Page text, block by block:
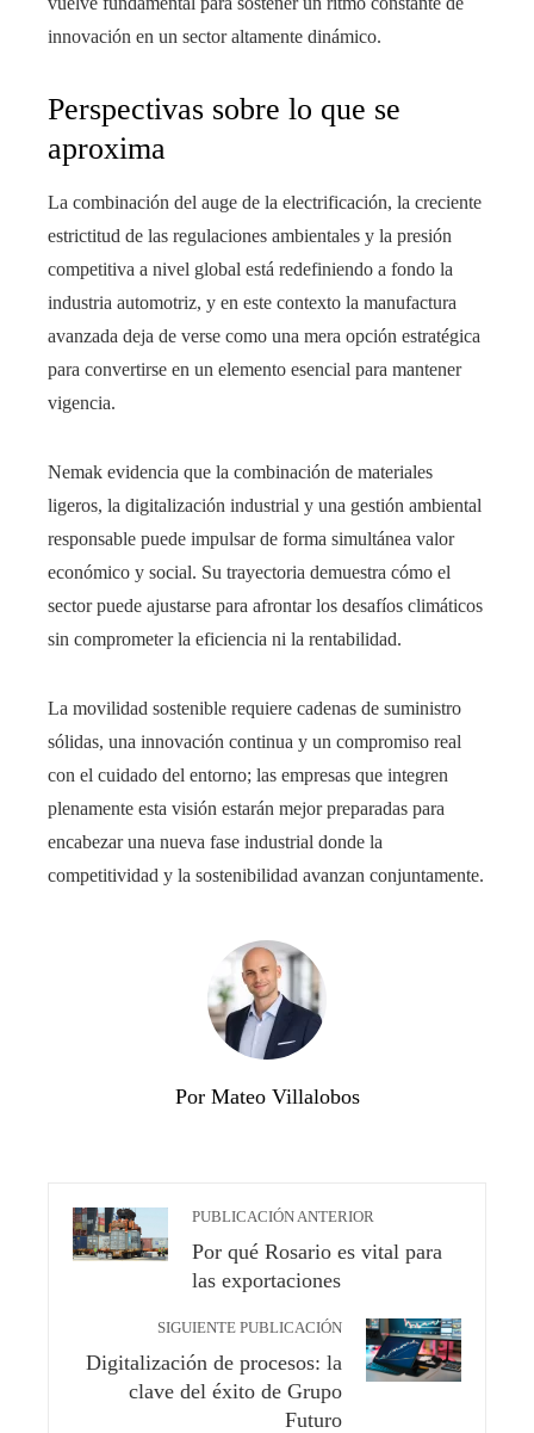
innovación en un sector altamente dinámico.
Perspectivas sobre lo que se
aproxima
La combinación del auge de la electrificación, la creciente
estrictitud de las regulaciones ambientales y la presión
competitiva a nivel global está redefiniendo a fondo la
industria automotriz, y en este contexto la manufactura
avanzada deja de verse como una mera opción estratégica
para convertirse en un elemento esencial para mantener
vigencia.
Nemak evidencia que la combinación de materiales
ligeros, la digitalización industrial y una gestión ambiental
responsable puede impulsar de forma simultánea valor
económico y social. Su trayectoria demuestra cómo el
sector puede ajustarse para afrontar los desafíos climáticos
sin comprometer la eficiencia ni la rentabilidad.
La movilidad sostenible requiere cadenas de suministro
sólidas, una innovación continua y un compromiso real
con el cuidado del entorno; las empresas que integren
plenamente esta visión estarán mejor preparadas para
encabezar una nueva fase industrial donde la
competitividad y la sostenibilidad avanzan conjuntamente.
Por Mateo Villalobos
PUBLICACIÓN ANTERIOR
Por qué Rosario es vital para
las exportaciones
SIGUIENTE PUBLICACIÓN
Digitalización de procesos: la
clave del éxito de Grupo
Futuro